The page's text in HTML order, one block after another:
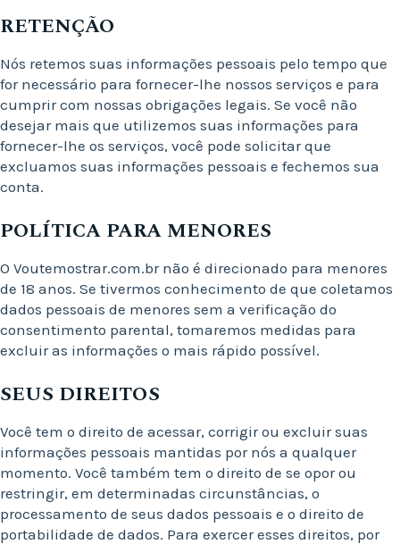
RETENÇÃO
Nós retemos suas informações pessoais pelo tempo que
for necessário para fornecer-lhe nossos serviços e para
cumprir com nossas obrigações legais. Se você não
desejar mais que utilizemos suas informações para
fornecer-lhe os serviços, você pode solicitar que
excluamos suas informações pessoais e fechemos sua
conta.
POLÍTICA PARA MENORES
O Voutemostrar.com.br não é direcionado para menores
de 18 anos. Se tivermos conhecimento de que coletamos
dados pessoais de menores sem a verificação do
consentimento parental, tomaremos medidas para
excluir as informações o mais rápido possível.
SEUS DIREITOS
Você tem o direito de acessar, corrigir ou excluir suas
informações pessoais mantidas por nós a qualquer
momento. Você também tem o direito de se opor ou
restringir, em determinadas circunstâncias, o
processamento de seus dados pessoais e o direito de
portabilidade de dados. Para exercer esses direitos, por